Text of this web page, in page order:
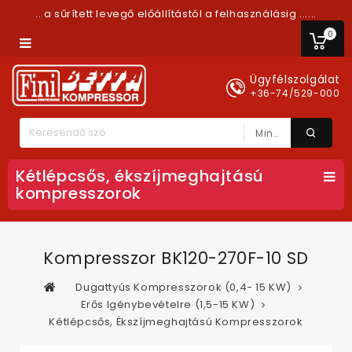
.. a sűrített levegő előállítástól a felhasználásig ......
0
Ügyfélszolgálat
+36-74/529-000
Minden Kategória
Kétlépcsős, ékszíjmeghajtású
kompresszorok
Kompresszor BK120-270F-10 SD
Dugattyús Kompresszorok (0,4- 15 KW)
Erős Igénybevételre (1,5-15 KW)
Kétlépcsős, Ékszíjmeghajtású Kompresszorok